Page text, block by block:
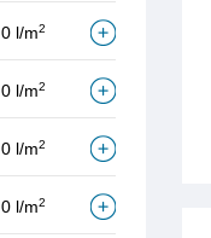
0 l/m2
0 l/m2
0 l/m2
0 l/m2